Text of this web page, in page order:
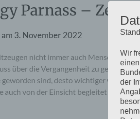
Parnass –
3. November 2022
nicht immer auch Menschen? –
über die Vergangenheit zu geben.
geworden sind, desto wichtiger werden
auch von der Einsicht begleitet werden,
Wir
der